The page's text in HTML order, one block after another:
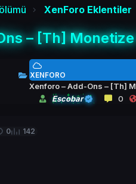
XenForo Eklentiler
– [Th] Monetize
XENFORO
Xenforo – Add-Ons – [Th]
Escobar
0
0 142